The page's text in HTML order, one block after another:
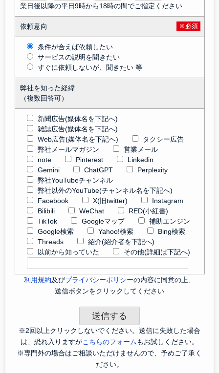
業日後以降の平日9時から18時の間でご指定ください
依頼意向 ※必須
条件が合えば依頼したい
サービスの説明を聞きたい
すぐに依頼しないが、聞きたい 等
弊社を知った経緯
（複数回答可）
新聞広告(媒体名を下記へ)
雑誌広告(媒体名を下記へ)
Web広告(媒体名を下記へ)
タクシー広告
弊社メールマガジン
営業メール
note
Pinterest
Linkedin
Gemini
ChatGPT
Perplexity
弊社YouTubeチャンネル
弊社以外のYouTube(チャンネル名を下記へ)
Facebook
X(旧twitter)
Instagram
Bilibili
WeChat
RED(小紅書)
TikTok
Googleマップ
補助エンジン
Google検索
Yahoo!検索
Bing検索
Threads
紹介(紹介者を下記へ)
以前から知っていた
その他(詳細は下記へ)
利用規約及びプライバシーポリシーの内容に同意の上、
送信ボタンをクリックしてください
※2回以上クリックしないでください。送信に失敗した場合
は、恐れ入りますがこちらのフォームもお試しください。
※専門外の場合はご相談いただけませんので、予めご了承く
ださい。